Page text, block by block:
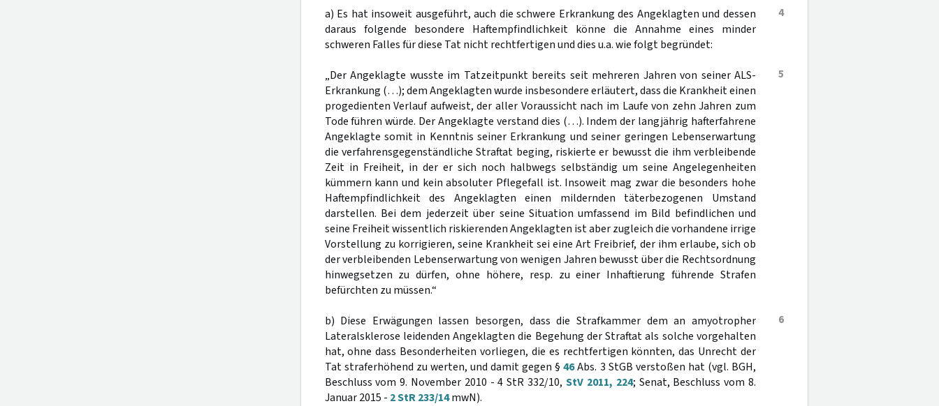
4
a) Es hat insoweit ausgeführt, auch die schwere Erkrankung des Angeklagten und dessen
daraus folgende besondere Haftempfindlichkeit könne die Annahme eines minder
schweren Falles für diese Tat nicht rechtfertigen und dies u.a. wie folgt begründet:
5
„Der Angeklagte wusste im Tatzeitpunkt bereits seit mehreren Jahren von seiner ALS-
Erkrankung (…); dem Angeklagten wurde insbesondere erläutert, dass die Krankheit einen
progedienten Verlauf aufweist, der aller Voraussicht nach im Laufe von zehn Jahren zum
Tode führen würde. Der Angeklagte verstand dies (…). Indem der langjährig hafterfahrene
Angeklagte somit in Kenntnis seiner Erkrankung und seiner geringen Lebenserwartung
die verfahrensgegenständliche Straftat beging, riskierte er bewusst die ihm verbleibende
Zeit in Freiheit, in der er sich noch halbwegs selbständig um seine Angelegenheiten
kümmern kann und kein absoluter Pflegefall ist. Insoweit mag zwar die besonders hohe
Haftempfindlichkeit des Angeklagten einen mildernden täterbezogenen Umstand
darstellen. Bei dem jederzeit über seine Situation umfassend im Bild befindlichen und
seine Freiheit wissentlich riskierenden Angeklagten ist aber zugleich die vorhandene irrige
Vorstellung zu korrigieren, seine Krankheit sei eine Art Freibrief, der ihm erlaube, sich ob
der verbleibenden Lebenserwartung von wenigen Jahren bewusst über die Rechtsordnung
hinwegsetzen zu dürfen, ohne höhere, resp. zu einer Inhaftierung führende Strafen
befürchten zu müssen.“
6
b) Diese Erwägungen lassen besorgen, dass die Strafkammer dem an amyotropher
Lateralsklerose leidenden Angeklagten die Begehung der Straftat als solche vorgehalten
hat, ohne dass Besonderheiten vorliegen, die es rechtfertigen könnten, das Unrecht der
Tat straferhöhend zu werten, und damit gegen §46Abs. 3 StGB verstoßen hat (vgl. BGH,
Beschluss vom 9. November 2010 - 4 StR 332/10, StV 2011, 224; Senat, Beschluss vom 8.
Januar 2015 - 2 StR 233/14mwN).